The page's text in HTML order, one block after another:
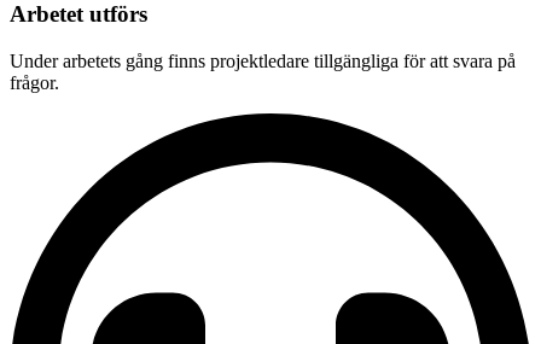
Arbetet utförs
Under arbetets gång finns projektledare tillgängliga för att svara på
frågor.